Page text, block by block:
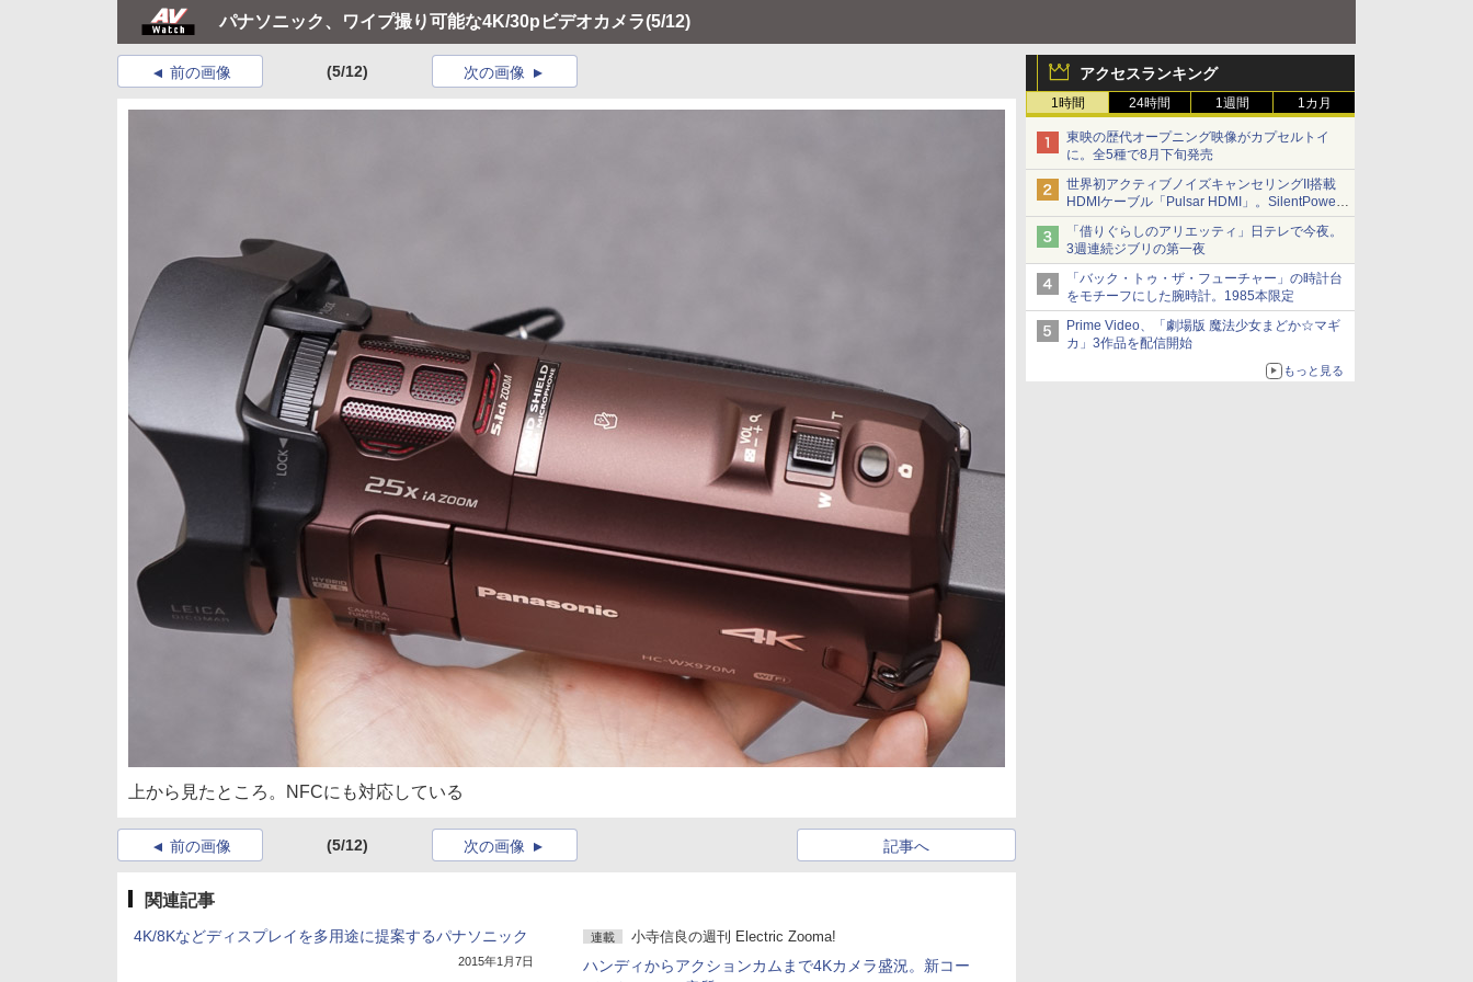
パナソニック、ワイプ撮り可能な4K/30pビデオカメラ(5/12)
アクセスランキング
1時間 24時間 1週間 1カ月
東映の歴代オープニング映像がカプセルトイ
に。全5種で8月下旬発売
世界初アクティブノイズキャンセリングII搭載
HDMIケーブル「Pulsar HDMI」。SilentPower
から
「借りぐらしのアリエッティ」日テレで今夜。
3週連続ジブリの第一夜
「バック・トゥ・ザ・フューチャー」の時計台
をモチーフにした腕時計。1985本限定
Prime Video、「劇場版 魔法少女まどか☆マギ
カ」3作品を配信開始
もっと見る
前の画像 (5/12) 次の画像
上から見たところ。NFCにも対応している
前の画像 (5/12) 記事へ
次の画像
関連記事
4K/8Kなどディスプレイを多用途に提案するパナソニック
2015年1月7日
連載 小寺信良の週刊 Electric Zooma!
ハンディからアクションカムまで4Kカメラ盛況。新コー